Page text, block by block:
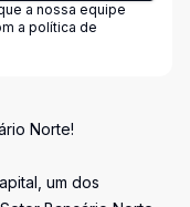
a nossa equipe
a política de
Norte!
um dos